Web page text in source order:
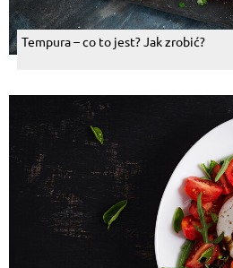
Tempura – co to jest? Jak zrobić?